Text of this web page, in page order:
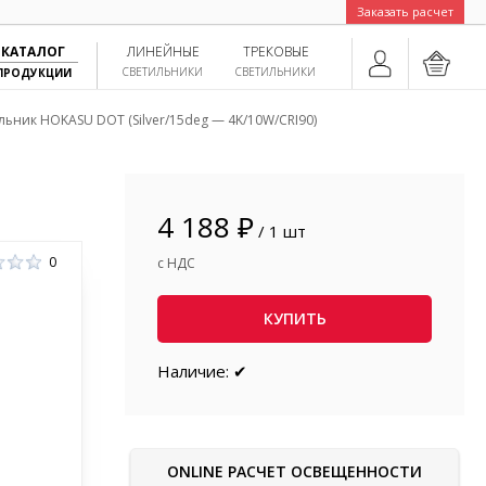
Заказать расчет
ТРЕКОВЫЕ
СВЕТИЛЬНИКИ
ЛИНЕЙНЫЕ
СВЕТИЛЬНИКИ
КАТАЛОГ
HOKASU DOT (Silver/15deg — 4K/10W/CRI90)
0
4 188 ₽ / 1 шт
с НДС
КУПИТЬ
Наличие: ✔
ONLINE РАСЧЕТ ОСВЕЩЕННОСТИ